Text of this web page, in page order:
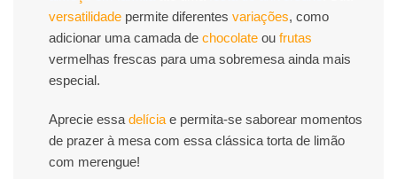
versatilidade permite diferentes variações, como
adicionar uma camada de chocolate ou frutas
vermelhas frescas para uma sobremesa ainda mais
especial.
Aprecie essa delícia e permita-se saborear momentos
de prazer à mesa com essa clássica torta de limão
com merengue!